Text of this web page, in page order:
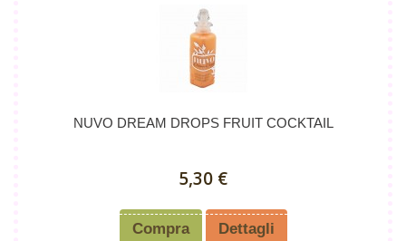
NUVO DREAM DROPS FRUIT COCKTAIL
5,30 €
Compra Dettagli